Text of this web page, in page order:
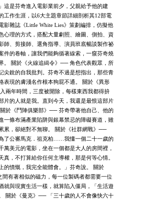
這是芬奇進入電影業前夕，父親給予他的建
工作生涯，以6大主題章節詳細剖析其12部電
影雜誌《Little White Lies》策劃編排，仿擬他
心理的方式，搭配大量劇照、繪圖、側拍、資
師、剪接師、選角指導、演員班底暢談製作祕
件的卷軸，讓我們能夠循著線索，一窺芬奇燒
。 關於《火線追緝令》── 角色代表觀眾，所
尖銳的自我批判。芬奇不過是想指出，那些青
表現的膚淺名作根本狗屁不通。 關於《異形
兩年時間，三度被開除，每樣東西我都得拚
片的人就是我。直到今天，我還是最恨這部片
於《鬥陣俱樂部》── 芬奇帶著他自己、他的
一條布滿產業陷阱與銀幕禁忌的障礙賽道，雖
累，卻絕對不無聊。 關於《社群網戰》──
為了公審馬克．祖克柏……我懂一個二十一歲的
萬美元的電影，坐在一個都是大人的房間裡，
真，不打算給你任何主導權，那是何等心情。
的憤慨，我完全能體會。」芬奇說。 關於
間有著相似的磁力，每一位製碼者都需要一位
就與現實生活一樣，就算陷入僵局，「生活遊
關於《曼克》── 「三十歲的人不會像快六十